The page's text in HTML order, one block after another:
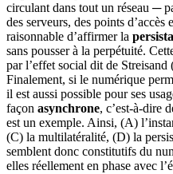
circulant dans tout un réseau ─
des serveurs, des points
raisonnable d’affirmer la
sans pousser à la perpétuité.
par l’effet social dit de
Finalement, si le numérique
il est aussi possible pour ses
façon asynchrone, c’est-à-dire
est un exemple. Ainsi, (A)
(C) la multilatéralité, (D) la
semblent donc constitutifs du
elles réellement en phase avec